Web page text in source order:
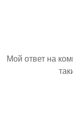
Мой ответ на